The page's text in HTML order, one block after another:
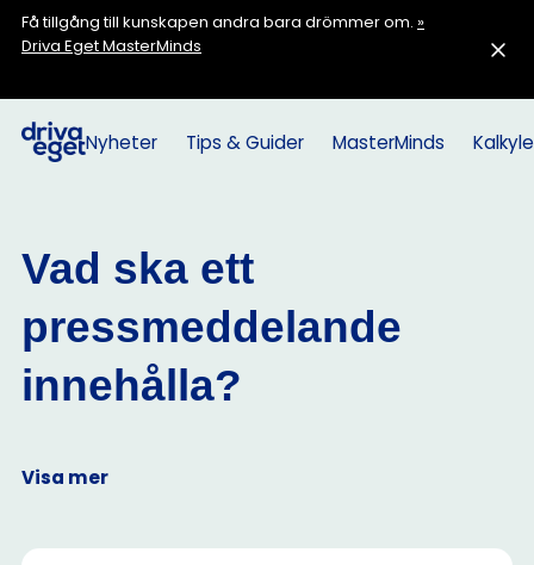
Få tillgång till kunskapen andra bara drömmer om. »
Driva Eget MasterMinds
Nyheter Tips & Guider MasterMinds
Vad ska ett
pressmeddelande
innehålla?
Visa mer